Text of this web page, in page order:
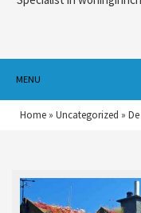
MENU
Home » Uncategorized »